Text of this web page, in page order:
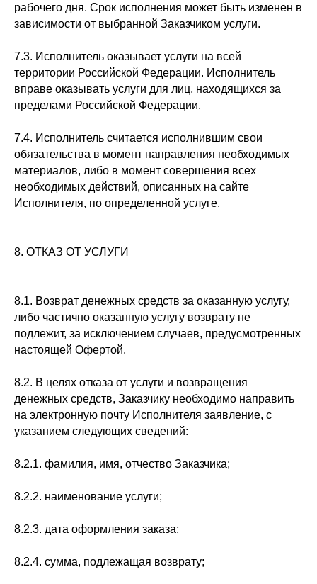
рабочего дня. Срок исполнения может быть изменен в
зависимости от выбранной Заказчиком услуги.
7.3. Исполнитель оказывает услуги на всей
территории Российской Федерации. Исполнитель
вправе оказывать услуги для лиц, находящихся за
пределами Российской Федерации.
7.4. Исполнитель считается исполнившим свои
обязательства в момент направления необходимых
материалов, либо в момент совершения всех
необходимых действий, описанных на сайте
Исполнителя, по определенной услуге.
8. ОТКАЗ ОТ УСЛУГИ
8.1. Возврат денежных средств за оказанную услугу,
либо частично оказанную услугу возврату не
подлежит, за исключением случаев, предусмотренных
настоящей Офертой.
8.2. В целях отказа от услуги и возвращения
денежных средств, Заказчику необходимо направить
на электронную почту Исполнителя заявление, с
указанием следующих сведений:
8.2.1. фамилия, имя, отчество Заказчика;
8.2.2. наименование услуги;
8.2.3. дата оформления заказа;
8.2.4. сумма, подлежащая возврату;